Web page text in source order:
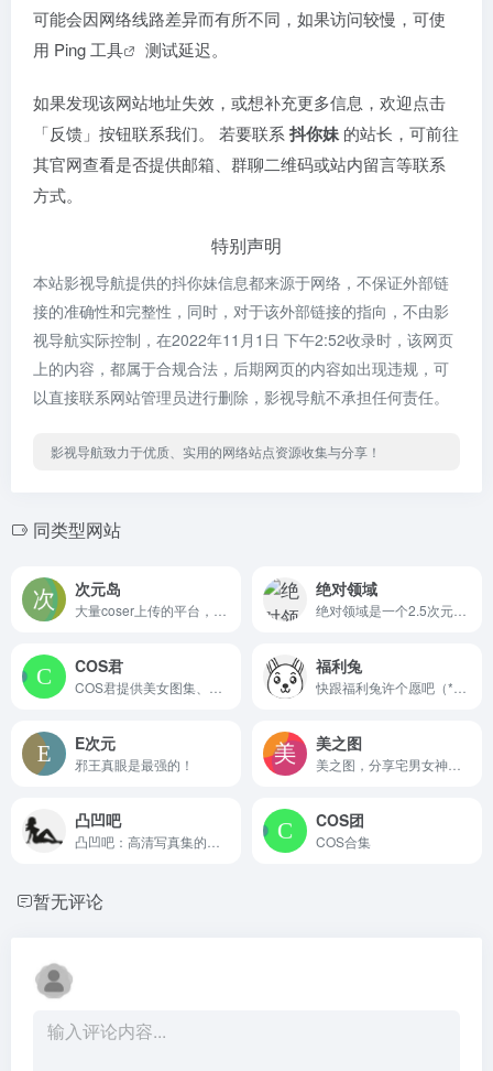
可能会因网络线路差异而有所不同，如果访问较慢，可使
用 Ping 工具 测试延迟。
如果发现该网站地址失效，或想补充更多信息，欢迎点击
「反馈」按钮联系我们。 若要联系 抖你妹 的站长，可前往
其官网查看是否提供邮箱、群聊二维码或站内留言等联系
方式。
特别声明
本站影视导航提供的抖你妹信息都来源于网络，不保证外部链
接的准确性和完整性，同时，对于该外部链接的指向，不由影
视导航实际控制，在2022年11月1日 下午2:52收录时，该网页
上的内容，都属于合规合法，后期网页的内容如出现违规，可
以直接联系网站管理员进行删除，影视导航不承担任何责任。
影视导航致力于优质、实用的网络站点资源收集与分享！
同类型网站
次元岛 绝对领域
COS君 福利兔
E次元
邪王真眼是最强的！
美之图
凸凹吧 COS团
COS合集
暂无评论